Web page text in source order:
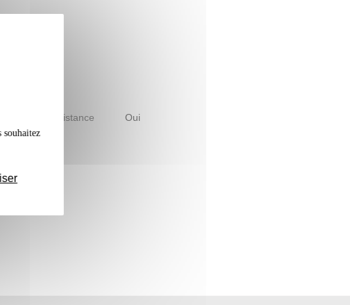
Accessible à distance Oui
souhaitez